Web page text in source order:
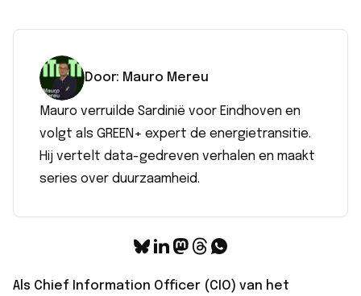
Door: Mauro Mereu
Mauro verruilde Sardinië voor Eindhoven en
volgt als GREEN+ expert de energietransitie.
Hij vertelt data-gedreven verhalen en maakt
series over duurzaamheid.
Als Chief Information Officer (CIO) van het